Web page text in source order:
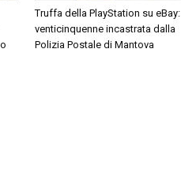
Truffa della PlayStation su eBay:
venticinquenne incastrata dalla
Polizia Postale di Mantova